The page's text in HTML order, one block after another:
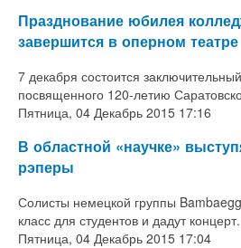
Празднование юбилея
завершится в оперном театре
7 декабря состоится
посвященного 120-летию
Пятница, 04 Декабрь 2015 17:16
В областной «научке»
рэперы
Солисты немецкой группы
класс для студентов и дадут концерт.
Пятница, 04 Декабрь 2015 17:04